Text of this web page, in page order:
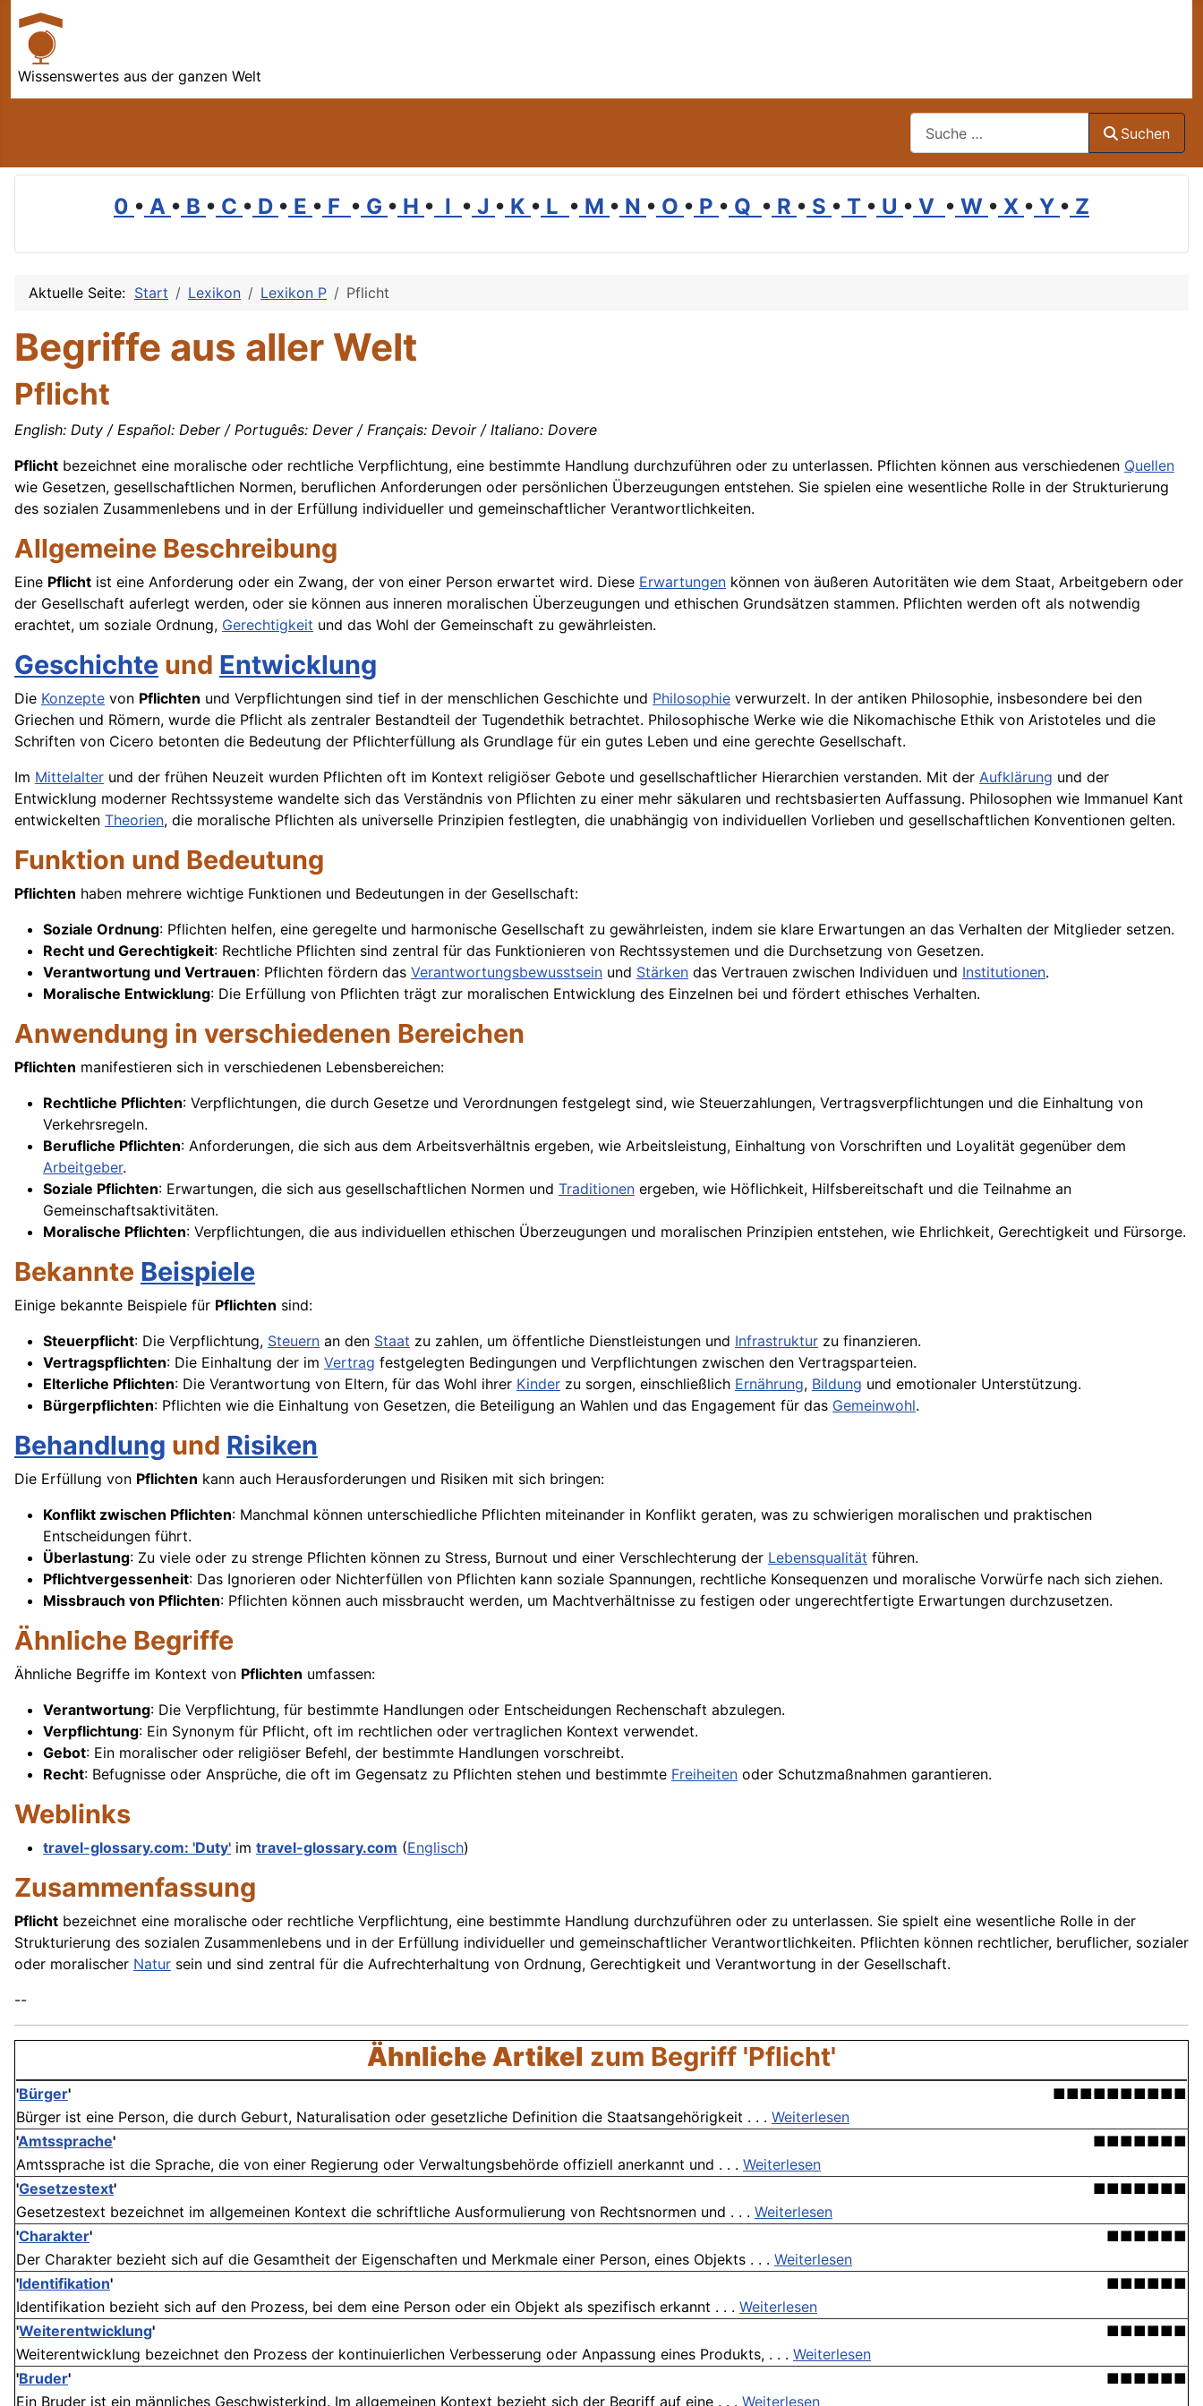
Wissenswertes aus der ganzen Welt
Suchen
0 • A • B • C • D • E • F • G • H • I • J • K • L • M • N • O • P • Q • R • S • T • U • V • W • X • Y • Z
Aktuelle Seite: Start Lexikon Lexikon P Pflicht
Begriffe aus aller Welt
Pflicht
English: Duty / Español: Deber / Português: Dever / Français: Devoir / Italiano: Dovere
Pflicht bezeichnet eine moralische oder rechtliche Verpflichtung, eine bestimmte Handlung durchzuführen oder zu unterlassen. Pflichten können aus verschiedenen Quellen
wie Gesetzen, gesellschaftlichen Normen, beruflichen Anforderungen oder persönlichen Überzeugungen entstehen. Sie spielen eine wesentliche Rolle in der Strukturierung
des sozialen Zusammenlebens und in der Erfüllung individueller und gemeinschaftlicher Verantwortlichkeiten.
Allgemeine Beschreibung
Eine Pflicht ist eine Anforderung oder ein Zwang, der von einer Person erwartet wird. Diese Erwartungen können von äußeren Autoritäten wie dem Staat, Arbeitgebern oder
der Gesellschaft auferlegt werden, oder sie können aus inneren moralischen Überzeugungen und ethischen Grundsätzen stammen. Pflichten werden oft als notwendig
erachtet, um soziale Ordnung, Gerechtigkeit und das Wohl der Gemeinschaft zu gewährleisten.
Geschichte und Entwicklung
Die Konzepte von Pflichten und Verpflichtungen sind tief in der menschlichen Geschichte und Philosophie verwurzelt. In der antiken Philosophie, insbesondere bei den
Griechen und Römern, wurde die Pflicht als zentraler Bestandteil der Tugendethik betrachtet. Philosophische Werke wie die Nikomachische Ethik von Aristoteles und die
Schriften von Cicero betonten die Bedeutung der Pflichterfüllung als Grundlage für ein gutes Leben und eine gerechte Gesellschaft.
Im Mittelalter und der frühen Neuzeit wurden Pflichten oft im Kontext religiöser Gebote und gesellschaftlicher Hierarchien verstanden. Mit der Aufklärung und der
Entwicklung moderner Rechtssysteme wandelte sich das Verständnis von Pflichten zu einer mehr säkularen und rechtsbasierten Auffassung. Philosophen wie Immanuel Kant
entwickelten Theorien, die moralische Pflichten als universelle Prinzipien festlegten, die unabhängig von individuellen Vorlieben und gesellschaftlichen Konventionen gelten.
Funktion und Bedeutung
Pflichten haben mehrere wichtige Funktionen und Bedeutungen in der Gesellschaft:
Soziale Ordnung: Pflichten helfen, eine geregelte und harmonische Gesellschaft zu gewährleisten, indem sie klare Erwartungen an das Verhalten der Mitglieder setzen.
Recht und Gerechtigkeit: Rechtliche Pflichten sind zentral für das Funktionieren von Rechtssystemen und die Durchsetzung von Gesetzen.
Verantwortung und Vertrauen: Pflichten fördern das Verantwortungsbewusstsein und Stärken das Vertrauen zwischen Individuen und Institutionen.
Moralische Entwicklung: Die Erfüllung von Pflichten trägt zur moralischen Entwicklung des Einzelnen bei und fördert ethisches Verhalten.
Anwendung in verschiedenen Bereichen
Pflichten manifestieren sich in verschiedenen Lebensbereichen:
Rechtliche Pflichten: Verpflichtungen, die durch Gesetze und Verordnungen festgelegt sind, wie Steuerzahlungen, Vertragsverpflichtungen und die Einhaltung von
Verkehrsregeln.
Berufliche Pflichten: Anforderungen, die sich aus dem Arbeitsverhältnis ergeben, wie Arbeitsleistung, Einhaltung von Vorschriften und Loyalität gegenüber dem
Arbeitgeber.
Soziale Pflichten: Erwartungen, die sich aus gesellschaftlichen Normen und Traditionen ergeben, wie Höflichkeit, Hilfsbereitschaft und die Teilnahme an
Gemeinschaftsaktivitäten.
Moralische Pflichten: Verpflichtungen, die aus individuellen ethischen Überzeugungen und moralischen Prinzipien entstehen, wie Ehrlichkeit, Gerechtigkeit und Fürsorge.
Bekannte Beispiele
Einige bekannte Beispiele für Pflichten sind:
Steuerpflicht: Die Verpflichtung, Steuern an den Staat zu zahlen, um öffentliche Dienstleistungen und Infrastruktur zu finanzieren.
Vertragspflichten: Die Einhaltung der im Vertrag festgelegten Bedingungen und Verpflichtungen zwischen den Vertragsparteien.
Elterliche Pflichten: Die Verantwortung von Eltern, für das Wohl ihrer Kinder zu sorgen, einschließlich Ernährung, Bildung und emotionaler Unterstützung.
Bürgerpflichten: Pflichten wie die Einhaltung von Gesetzen, die Beteiligung an Wahlen und das Engagement für das Gemeinwohl.
Behandlung und Risiken
Die Erfüllung von Pflichten kann auch Herausforderungen und Risiken mit sich bringen:
Konflikt zwischen Pflichten: Manchmal können unterschiedliche Pflichten miteinander in Konflikt geraten, was zu schwierigen moralischen und praktischen
Entscheidungen führt.
Überlastung: Zu viele oder zu strenge Pflichten können zu Stress, Burnout und einer Verschlechterung der Lebensqualität führen.
Pflichtvergessenheit: Das Ignorieren oder Nichterfüllen von Pflichten kann soziale Spannungen, rechtliche Konsequenzen und moralische Vorwürfe nach sich ziehen.
Missbrauch von Pflichten: Pflichten können auch missbraucht werden, um Machtverhältnisse zu festigen oder ungerechtfertigte Erwartungen durchzusetzen.
Ähnliche Begriffe
Ähnliche Begriffe im Kontext von Pflichten umfassen:
Verantwortung: Die Verpflichtung, für bestimmte Handlungen oder Entscheidungen Rechenschaft abzulegen.
Verpflichtung: Ein Synonym für Pflicht, oft im rechtlichen oder vertraglichen Kontext verwendet.
Gebot: Ein moralischer oder religiöser Befehl, der bestimmte Handlungen vorschreibt.
Recht: Befugnisse oder Ansprüche, die oft im Gegensatz zu Pflichten stehen und bestimmte Freiheiten oder Schutzmaßnahmen garantieren.
Weblinks
travel-glossary.com: 'Duty' im travel-glossary.com (Englisch)
Zusammenfassung
Pflicht bezeichnet eine moralische oder rechtliche Verpflichtung, eine bestimmte Handlung durchzuführen oder zu unterlassen. Sie spielt eine wesentliche Rolle in der
Strukturierung des sozialen Zusammenlebens und in der Erfüllung individueller und gemeinschaftlicher Verantwortlichkeiten. Pflichten können rechtlicher, beruflicher, sozialer
oder moralischer Natur sein und sind zentral für die Aufrechterhaltung von Ordnung, Gerechtigkeit und Verantwortung in der Gesellschaft.
--
Ähnliche Artikel zum Begriff 'Pflicht'
'Bürger'
■■■■■■■■■■
Bürger ist eine Person, die durch Geburt, Naturalisation oder gesetzliche Definition die Staatsangehörigkeit . . . Weiterlesen
'Amtssprache'
■■■■■■■
Amtssprache ist die Sprache, die von einer Regierung oder Verwaltungsbehörde offiziell anerkannt und . . . Weiterlesen
'Gesetzestext'
■■■■■■■
Gesetzestext bezeichnet im allgemeinen Kontext die schriftliche Ausformulierung von Rechtsnormen und . . . Weiterlesen
'Charakter'
■■■■■■
Der Charakter bezieht sich auf die Gesamtheit der Eigenschaften und Merkmale einer Person, eines Objekts . . . Weiterlesen
'Identifikation'
■■■■■■
Identifikation bezieht sich auf den Prozess, bei dem eine Person oder ein Objekt als spezifisch erkannt . . . Weiterlesen
'Weiterentwicklung'
■■■■■■
Weiterentwicklung bezeichnet den Prozess der kontinuierlichen Verbesserung oder Anpassung eines Produkts, . . . Weiterlesen
'Bruder'
■■■■■■
Ein Bruder ist ein männliches Geschwisterkind. Im allgemeinen Kontext bezieht sich der Begriff auf eine . . . Weiterlesen